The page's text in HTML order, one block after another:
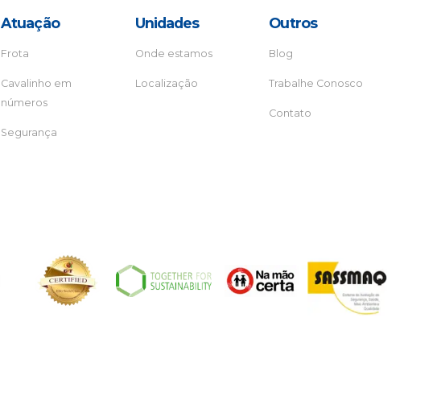
Atuação
Frota
Cavalinho em
números
Segurança
Unidades
Onde estamos
Localização
Outros
Blog
Trabalhe Conosco
Contato